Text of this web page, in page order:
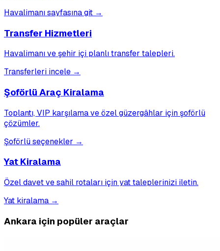
Havalimanı sayfasına git →
Transfer Hizmetleri
Havalimanı ve şehir içi planlı transfer talepleri.
Transferleri incele →
Şoförlü Araç Kiralama
Toplantı, VIP karşılama ve özel güzergâhlar için şoförlü
çözümler.
Şoförlü seçenekler →
Yat Kiralama
Özel davet ve sahil rotaları için yat taleplerinizi iletin.
Yat kiralama →
Ankara için popüler araçlar